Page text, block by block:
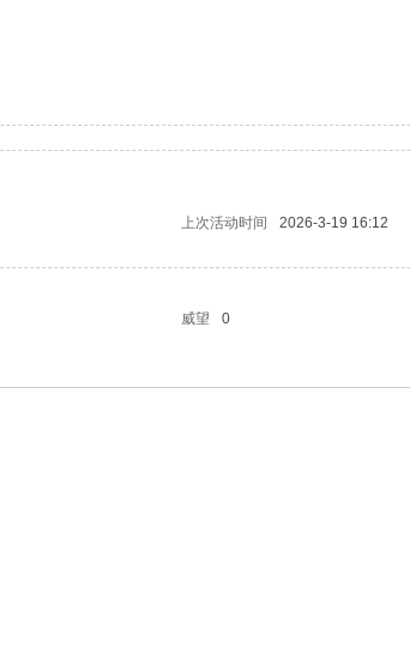
上次活动时间 2026-3-19 16:12
威望 0